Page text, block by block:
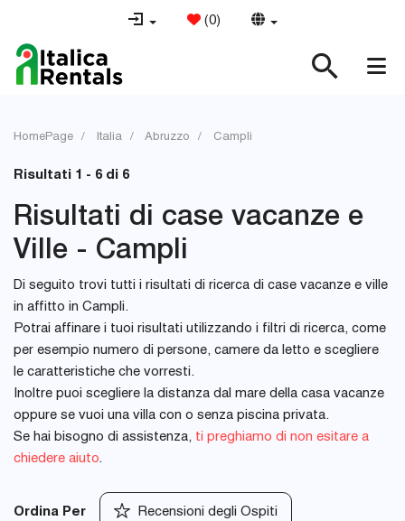
(0)
HomePage Italia Abruzzo Campli
Risultati 1 - 6 di 6
Risultati di case vacanze e
Ville - Campli
Di seguito trovi tutti i risultati di ricerca di case vacanze e ville
in affitto in Campli.
Potrai affinare i tuoi risultati utilizzando i filtri di ricerca, come
per esempio numero di persone, camere da letto e scegliere
le caratteristiche che vorresti.
Inoltre puoi scegliere la distanza dal mare della casa vacanze
oppure se vuoi una villa con o senza piscina privata.
Se hai bisogno di assistenza, ti preghiamo di non esitare a
chiedere aiuto.
Ordina Per Recensioni degli Ospiti